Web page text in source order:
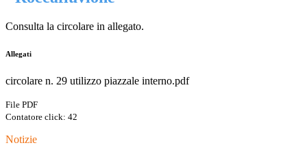
Consulta la circolare in allegato.
Allegati
circolare n. 29 utilizzo piazzale interno.pdf
File PDF
Contatore click: 42
Notizie